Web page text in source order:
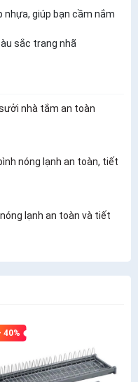
giúp bạn cầm nắm
sắc trang nhã
nhà tắm an toàn
nóng lạnh an toàn, tiết
lạnh an toàn và tiết
40%